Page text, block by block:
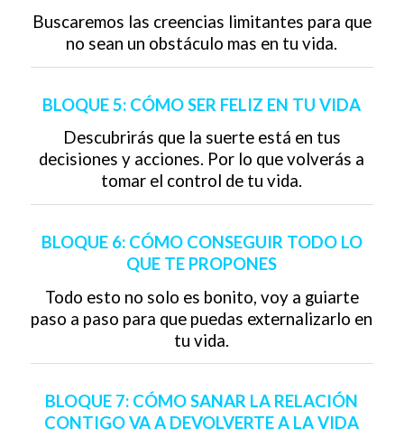
Buscaremos las creencias limitantes para que
no sean un obstáculo mas en tu vida.
BLOQUE 5: CÓMO SER FELIZ EN TU VIDA
Descubrirás que la suerte está en tus
decisiones y acciones. Por lo que volverás a
tomar el control de tu vida.
BLOQUE 6: CÓMO CONSEGUIR TODO LO
QUE TE PROPONES
Todo esto no solo es bonito, voy a guiarte
paso a paso para que puedas externalizarlo en
tu vida.
BLOQUE 7: CÓMO SANAR LA RELACIÓN
CONTIGO VA A DEVOLVERTE A LA VIDA